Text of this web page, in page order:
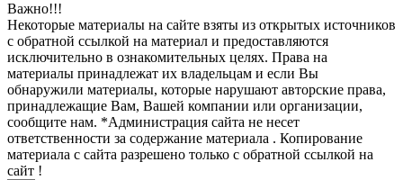
Важно!!!
Некоторые материалы на сайте взяты из открытых источников
с обратной ссылкой на материал и предоставляются
исключительно в ознакомительных целях. Права на
материалы принадлежат их владельцам и если Вы
обнаружили материалы, которые нарушают авторские права,
принадлежащие Вам, Вашей компании или организации,
сообщите нам. *Администрация сайта не несет
ответственности за содержание материала . Копирование
материала с сайта разрешено только с обратной ссылкой на
сайт !